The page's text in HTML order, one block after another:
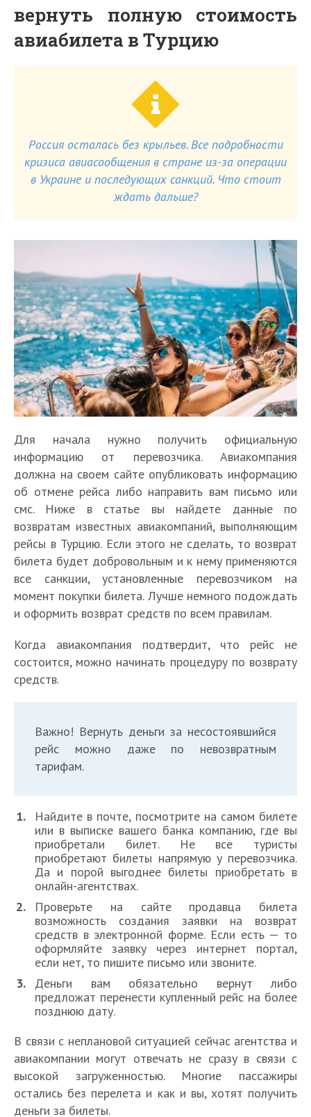
вернуть полную стоимость
авиабилета в Турцию
Россия осталась без крыльев. Все подробности
кризиса авиасообщения в стране из-за операции
в Украине и последующих санкций. Что стоит
ждать дальше?
Для начала нужно получить официальную
информацию от перевозчика. Авиакомпания
должна на своем сайте опубликовать информацию
об отмене рейса либо направить вам письмо или
смс. Ниже в статье вы найдете данные по
возвратам известных авиакомпаний, выполняющим
рейсы в Турцию. Если этого не сделать, то возврат
билета будет добровольным и к нему применяются
все санкции, установленные перевозчиком на
момент покупки билета. Лучше немного подождать
и оформить возврат средств по всем правилам.
Когда авиакомпания подтвердит, что рейс не
состоится, можно начинать процедуру по возврату
средств.
Важно! Вернуть деньги за несостоявшийся
рейс можно даже по невозвратным
тарифам.
Найдите в почте, посмотрите на самом билете
или в выписке вашего банка компанию, где вы
приобретали билет. Не все туристы
приобретают билеты напрямую у перевозчика.
Да и порой выгоднее билеты приобретать в
онлайн-агентствах.
Проверьте на сайте продавца билета
возможность создания заявки на возврат
средств в электронной форме. Если есть — то
оформляйте заявку через интернет портал,
если нет, то пишите письмо или звоните.
Деньги вам обязательно вернут либо
предложат перенести купленный рейс на более
позднюю дату.
В связи с неплановой ситуацией сейчас агентства и
авиакомпании могут отвечать не сразу в связи с
высокой загруженностью. Многие пассажиры
остались без перелета и как и вы, хотят получить
деньги за билеты.